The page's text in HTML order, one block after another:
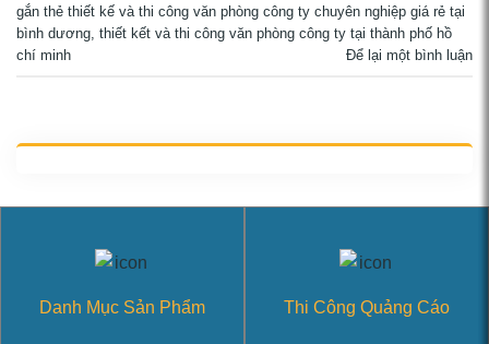
gắn thẻ thiết kế và thi công văn phòng công ty chuyên nghiệp giá rẻ tại
bình dương, thiết kết và thi công văn phòng công ty tại thành phố hồ
chí minh
Để lại một bình luận
Danh Mục Sản Phẩm Thi Công Quảng Cáo